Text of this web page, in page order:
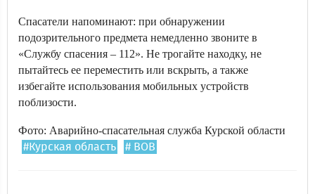
Спасатели напоминают: при обнаружении
подозрительного предмета немедленно звоните в
«Службу спасения – 112». Не трогайте находку, не
пытайтесь ее переместить или вскрыть, а также
избегайте использования мобильных устройств
поблизости.
Фото: Аварийно-спасательная служба Курской области
#Курская область # ВОВ